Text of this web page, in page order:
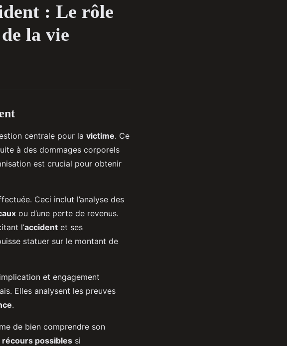
: Le rôle
la vie
centrale pour la victime. Ce
à des dommages corporels
est crucial pour obtenir
Ceci inclut l’analyse des
ou d’une perte de revenus.
l’accident et ses
statuer sur le montant de
et engagement
Elles analysent les preuves
.
de bien comprendre son
récours possibles si